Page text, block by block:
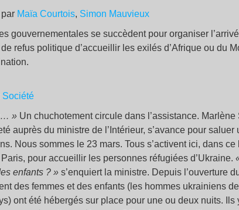
Maïa Courtois, Simon Mauvieux
gouvernementales se succèdent pour organiser
refus politique d’accueillir les exilés d’Afrique ou du
Société
» Un chuchotement circule dans l’assistance.
auprès du ministre de l’Intérieur, s’avance pour
Nous sommes le 23 mars. Tous s’activent ici, dans
pour accueillir les personnes réfugiées d’Ukraine.
enfants ? » s’enquiert la ministre. Depuis l’ouverture
des femmes et des enfants (les hommes ukrainiens
ont été hébergés sur place pour une ou deux nuits.